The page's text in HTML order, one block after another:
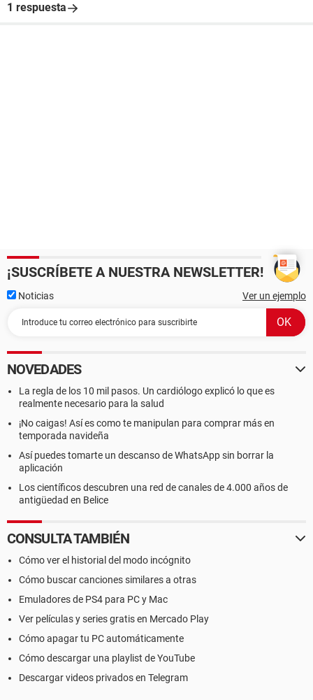
1 respuesta
¡SUSCRÍBETE A NUESTRA NEWSLETTER!
Noticias Ver un ejemplo
NOVEDADES
La regla de los 10 mil pasos. Un cardiólogo explicó lo que es
realmente necesario para la salud
¡No caigas! Así es como te manipulan para comprar más en
temporada navideña
Así puedes tomarte un descanso de WhatsApp sin borrar la
aplicación
Los científicos descubren una red de canales de 4.000 años de
antigüedad en Belice
CONSULTA TAMBIÉN
Cómo ver el historial del modo incógnito
Cómo buscar canciones similares a otras
Emuladores de PS4 para PC y Mac
Ver películas y series gratis en Mercado Play
Cómo apagar tu PC automáticamente
Cómo descargar una playlist de YouTube
Descargar videos privados en Telegram